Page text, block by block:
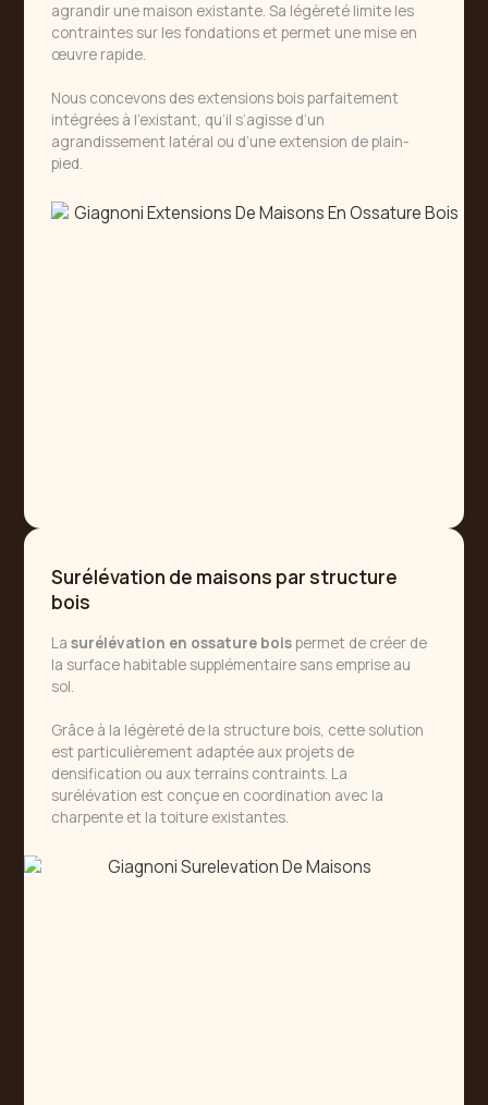
agrandir une maison existante. Sa légèreté limite les
contraintes sur les fondations et permet une mise en
œuvre rapide.
Nous concevons des extensions bois parfaitement
intégrées à l’existant, qu’il s’agisse d’un
agrandissement latéral ou d’une extension de plain-
pied.
Surélévation de maisons par structure
bois
Lasurélévation en ossature boispermet de créer de
la surface habitable supplémentaire sans emprise au
sol.
Grâce à la légèreté de la structure bois, cette solution
est particulièrement adaptée aux projets de
densification ou aux terrains contraints. La
surélévation est conçue en coordination avec la
charpente et la toiture existantes.